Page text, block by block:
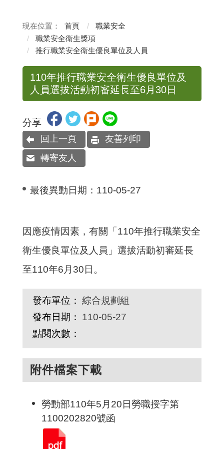
首頁
職業安全
職業安全衛生獎項
推行職業安全衛生優良單位及人員
110年推行職業安全衛生優良單位及
人員選拔活動初審延長至6月30日
分享
回上一頁
友善列印
轉寄友人
最後異動日期： 110-05-27
因應疫情因素，有關「110年推行職業安全
衛生優良單位及人員」選拔活動初審延長
至110年6月30日。
發布單位： 綜合規劃組
發布日期：
110-05-27
點閱次數：
附件檔案下載
勞動部110年5月20日勞職授字第
1100202820號函